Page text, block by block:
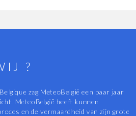
?
zag MeteoBelgië een paar jaar
MeteoBelgië heeft kunnen
en de vermaardheid van zijn grote